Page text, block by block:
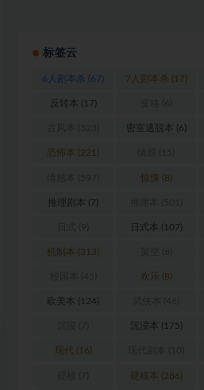
标签云
6人剧本杀 (67) 7人剧本杀 (17)
反转本 (17)
密室逃脱本 (6)
恐怖本 (221)
惊悚 (8)
推理剧本 (7)
日式本 (107)
机制本 (313)
欢乐 (8)
欧美本 (124)
沉浸本 (175)
现代 (16)
硬核本 (286)